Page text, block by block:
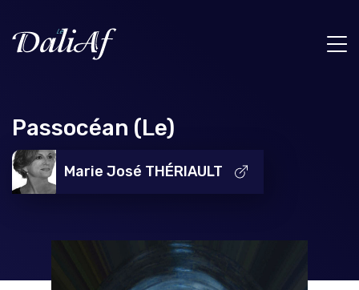
Passocéan (Le)
Marie José THÉRIAULT